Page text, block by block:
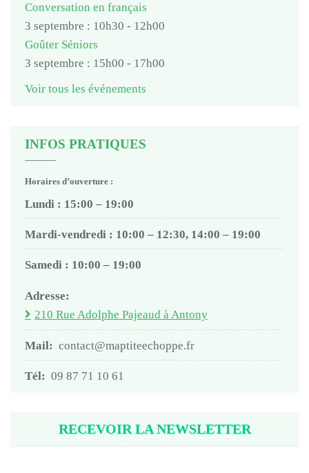
Conversation en français
3 septembre : 10h30 - 12h00
Goûter Séniors
3 septembre : 15h00 - 17h00
Voir tous les événements
INFOS PRATIQUES
Horaires d’ouverture :
Lundi : 15:00 – 19:00
Mardi-vendredi : 10:00 – 12:30, 14:00 – 19:00
Samedi : 10:00 – 19:00
Adresse:
210 Rue Adolphe Pajeaud à Antony
Mail: contact@maptiteechoppe.fr
Tél: 09 87 71 10 61
RECEVOIR LA NEWSLETTER